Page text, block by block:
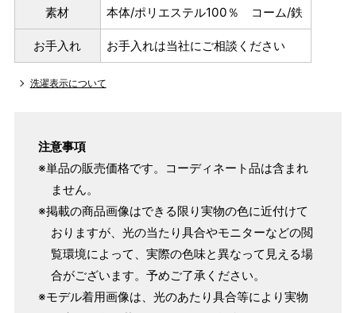
素材 本体/ポリエステル100％ コーム/鉄
お手入れ お手入れは当社にご相談ください
洗濯表示について
注意事項
※単品の販売価格です。コーディネート品は含まれ
ません。
※掲載の商品画像はできる限り実物の色に近付けて
おりますが、光の当たり具合やモニターなどの閲
覧環境によって、実際の色味と異なって見える場
合がございます。予めご了承ください。
※モデル着用画像は、光のあたり具合等により実物